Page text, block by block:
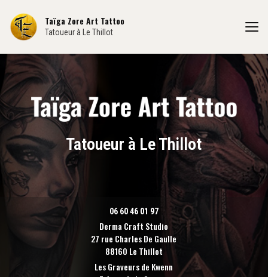
contenu
principal
Taïga Zore Art Tattoo
Tatoueur à Le Thillot
Tatoueur à Le Thillot
06 60 46 01 97
Derma Craft Studio
27 rue Charles De Gaulle
88160 Le Thillot
Les Graveurs de Kwenn